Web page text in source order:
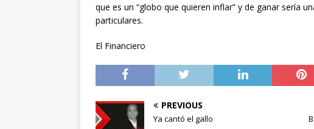
que es un “globo que quieren inflar” y de ganar sería
particulares.
El Financiero
PREVIOUS
Ya cantó el gallo